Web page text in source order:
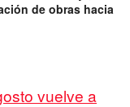
de obras hacia
vuelve a